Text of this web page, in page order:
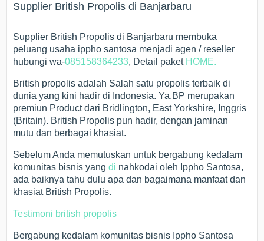
Supplier British Propolis di Banjarbaru
Supplier British Propolis di Banjarbaru membuka
peluang usaha ippho santosa menjadi agen / reseller
hubungi wa-085158364233, Detail paket HOME.
British propolis adalah Salah satu propolis terbaik di
dunia yang kini hadir di Indonesia. Ya,BP merupakan
premiun Product dari Bridlington, East Yorkshire, Inggris
(Britain). British Propolis pun hadir, dengan jaminan
mutu dan berbagai khasiat.
Sebelum Anda memutuskan untuk bergabung kedalam
komunitas bisnis yangdi nahkodai oleh Ippho Santosa,
ada baiknya tahu dulu apa dan bagaimana manfaat dan
khasiat British Propolis.
Testimoni british propolis
Bergabung kedalam komunitas bisnis Ippho Santosa